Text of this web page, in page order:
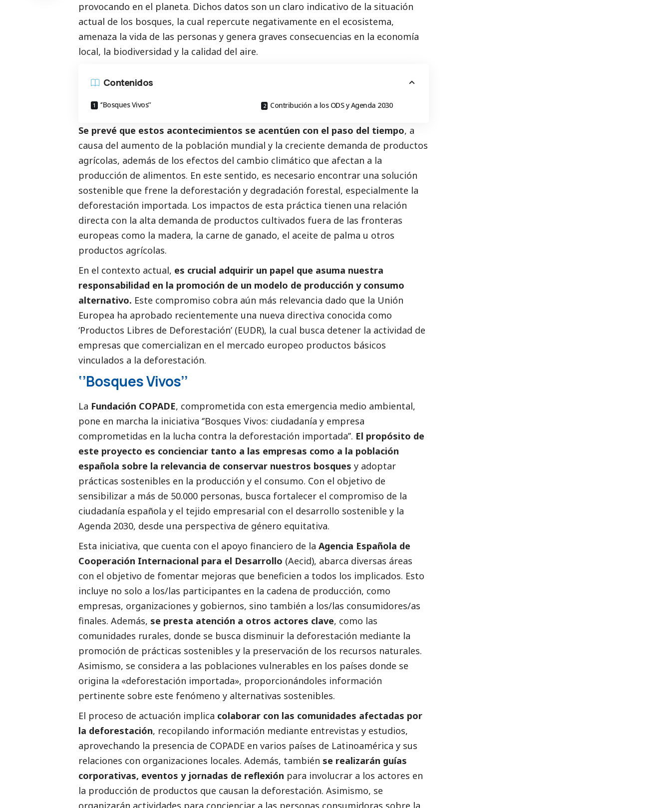
provocando en el planeta. Dichos datos son un claro indicativo de la situación
actual de los bosques, la cual repercute negativamente en el ecosistema,
amenaza la vida de las personas y genera graves consecuencias en la economía
local, la biodiversidad y la calidad del aire.
Contenidos
‘’Bosques Vivos’’ Contribución a los ODS y Agenda 2030
Se prevé que estos acontecimientos se acentúen con el paso del tiempo, a
causa del aumento de la población mundial y la creciente demanda de productos
agrícolas, además de los efectos del cambio climático que afectan a la
producción de alimentos. En este sentido, es necesario encontrar una solución
sostenible que frene la deforestación y degradación forestal, especialmente la
deforestación importada. Los impactos de esta práctica tienen una relación
directa con la alta demanda de productos cultivados fuera de las fronteras
europeas como la madera, la carne de ganado, el aceite de palma u otros
productos agrícolas.
En el contexto actual, es crucial adquirir un papel que asuma nuestra
responsabilidad en la promoción de un modelo de producción y consumo
alternativo. Este compromiso cobra aún más relevancia dado que la Unión
Europea ha aprobado recientemente una nueva directiva conocida como
‘Productos Libres de Deforestación’ (EUDR), la cual busca detener la actividad de
empresas que comercializan en el mercado europeo productos básicos
vinculados a la deforestación.
‘’Bosques Vivos’’
La Fundación COPADE, comprometida con esta emergencia medio ambiental,
pone en marcha la iniciativa ‘’Bosques Vivos: ciudadanía y empresa
comprometidas en la lucha contra la deforestación importada’’. El propósito de
este proyecto es concienciar tanto a las empresas como a la población
española sobre la relevancia de conservar nuestros bosques y adoptar
prácticas sostenibles en la producción y el consumo. Con el objetivo de
sensibilizar a más de 50.000 personas, busca fortalecer el compromiso de la
ciudadanía española y el tejido empresarial con el desarrollo sostenible y la
Agenda 2030, desde una perspectiva de género equitativa.
Esta iniciativa, que cuenta con el apoyo financiero de la Agencia Española de
Cooperación Internacional para el Desarrollo (Aecid), abarca diversas áreas
con el objetivo de fomentar mejoras que beneficien a todos los implicados. Esto
incluye no solo a los/las participantes en la cadena de producción, como
empresas, organizaciones y gobiernos, sino también a los/las consumidores/as
finales. Además, se presta atención a otros actores clave, como las
comunidades rurales, donde se busca disminuir la deforestación mediante la
promoción de prácticas sostenibles y la preservación de los recursos naturales.
Asimismo, se considera a las poblaciones vulnerables en los países donde se
origina la «deforestación importada», proporcionándoles información
pertinente sobre este fenómeno y alternativas sostenibles.
El proceso de actuación implica colaborar con las comunidades afectadas por
la deforestación, recopilando información mediante entrevistas y estudios,
aprovechando la presencia de COPADE en varios países de Latinoamérica y sus
relaciones con organizaciones locales. Además, también se realizarán guías
corporativas, eventos y jornadas de reflexión para involucrar a los actores en
la producción de productos que causan la deforestación. Asimismo, se
organizarán actividades para concienciar a las personas consumidoras sobre la